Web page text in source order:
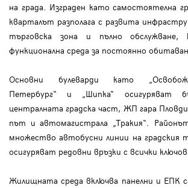
на града. Изграден като самостоятелна
кварталът разполага с развита
търговска зона и пълно
функционална среда за постоянно
Основни булеварди като
Петербург“ и „Шипка“ осигуряват
централната градска част, ЖП гара
път и автомагистрала „Тракия“.
множество автобусни линии на градския
осигуряват редовни връзки с всички
Жилищната среда включва панелни и ЕПК